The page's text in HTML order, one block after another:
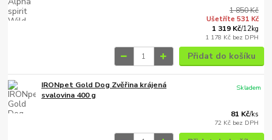
1 850 Kč
Ušetříte 531 Kč
1 319 Kč/12kg
1 178 Kč bez DPH
Přidat do košíku
IRONpet Gold Dog Zvěřina krájená
svalovina 400 g
81 Kč/ks
72 Kč bez DPH
Skladem